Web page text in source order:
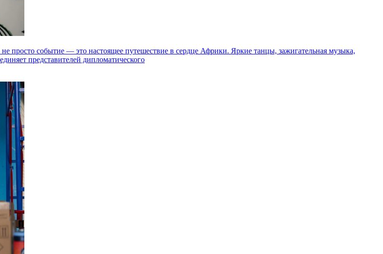
событие — это настоящее путешествие в сердце Африки. Яркие танцы, зажигательная музыка,
представителей дипломатического